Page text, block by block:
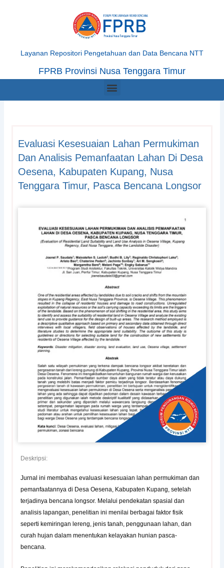
Layanan Repositori Pengetahuan dan Data Bencana NTT
FPRB Provinsi Nusa Tenggara Timur
Menu
Evaluasi Kesesuaian Lahan Permukiman
Dan Analisis Pemanfaatan Lahan Di Desa
Oesena, Kabupaten Kupang, Nusa
Tenggara Timur, Pasca Bencana Longsor
Deskripsi:
Jurnal ini membahas evaluasi kesesuaian lahan permukiman dan
pemanfaatannya di Desa Oesena, Kabupaten Kupang, setelah
terjadinya bencana longsor. Melalui pendekatan spasial dan
analisis lapangan, penelitian ini menilai berbagai faktor fisik
seperti kemiringan lereng, jenis tanah, penggunaan lahan, dan
curah hujan dalam menentukan kelayakan hunian pasca-
bencana.